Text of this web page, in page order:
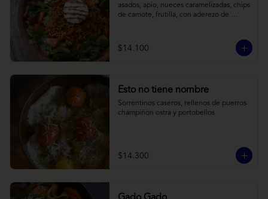
asados, apio, nueces caramelizadas, chips
de camote, frutilla, con aderezo de
$14.100
Esto no tiene nombre
Sorrentinos caseros, rellenos de puerros
champiñon ostra y portobellos
$14.300